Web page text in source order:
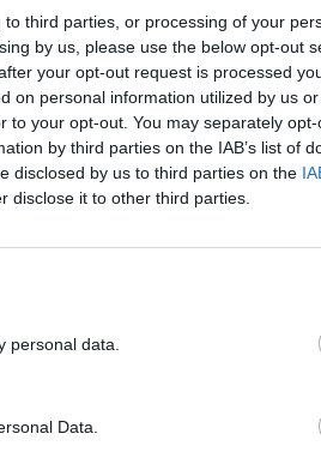
third parties, or processing of your
by us, please use the below opt-out
your opt-out request is processed
on personal information utilized by us
to your opt-out. You may separately
by third parties on the IAB’s list of
disclosed by us to third parties on the
disclose it to other third parties.
personal data.
Data.
une erreur